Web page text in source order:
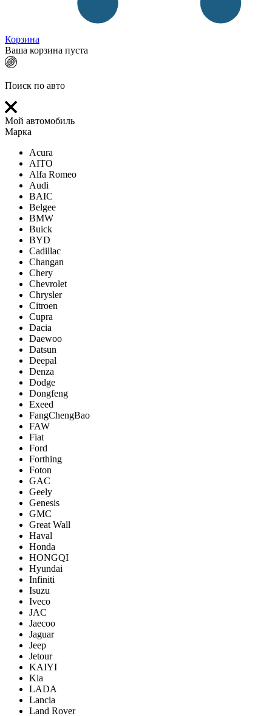
Корзина
Ваша корзина пуста
Поиск по авто
Мой автомобиль
Марка
Acura
AITO
Alfa Romeo
Audi
BAIC
Belgee
BMW
Buick
BYD
Cadillac
Changan
Chery
Chevrolet
Chrysler
Citroen
Cupra
Dacia
Daewoo
Datsun
Deepal
Denza
Dodge
Dongfeng
Exeed
FangChengBao
FAW
Fiat
Ford
Forthing
Foton
GAC
Geely
Genesis
GMC
Great Wall
Haval
Honda
HONGQI
Hyundai
Infiniti
Isuzu
Iveco
JAC
Jaecoo
Jaguar
Jeep
Jetour
KAIYI
Kia
LADA
Lancia
Land Rover